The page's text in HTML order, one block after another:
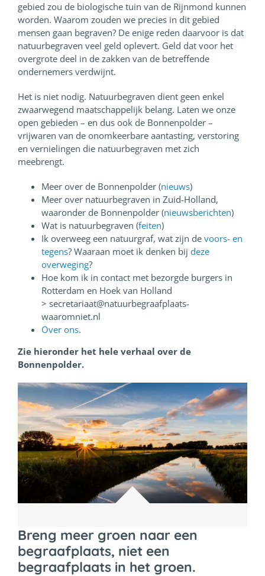
gebied zou de biologische tuin van de Rijnmond kunnen
worden. Waarom zouden we precies in dit gebied
mensen gaan begraven? De enige reden daarvoor is dat
natuurbegraven veel geld oplevert. Geld dat voor het
overgrote deel in de zakken van de betreffende
ondernemers verdwijnt.
Het is niet nodig. Natuurbegraven dient geen enkel
zwaarwegend maatschappelijk belang. Laten we onze
open gebieden – en dus ook de Bonnenpolder –
vrijwaren van de onomkeerbare aantasting, verstoring
en vernielingen die natuurbegraven met zich
meebrengt.
Meer over de Bonnenpolder (nieuws)
Meer over natuurbegraven in Zuid-Holland,
waaronder de Bonnenpolder (nieuwsberichten)
Wat is natuurbegraven (feiten)
Ik overweeg een natuurgraf, wat zijn de voors- en
tegens? Waaraan moet ik denken bij deze
overweging?
Hoe kom ik in contact met bezorgde burgers in
Rotterdam en Hoek van Holland
> secretariaat@natuurbegraafplaats-
waaromniet.nl
Over ons.
Zie hieronder het hele verhaal over de
Bonnenpolder.
Breng meer groen naar een
begraafplaats, niet een
begraafplaats in het groen.